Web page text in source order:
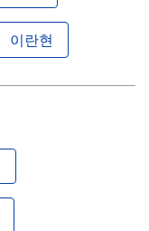
이란현